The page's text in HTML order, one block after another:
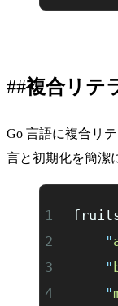
複合リテ
Go 言語に複合リ
言と初期化を簡潔
	"
	"
	"